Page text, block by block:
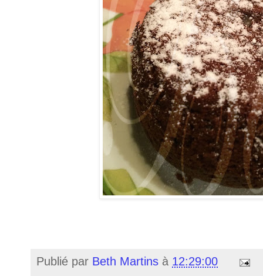
Publié par Beth Martins à 12:29:00